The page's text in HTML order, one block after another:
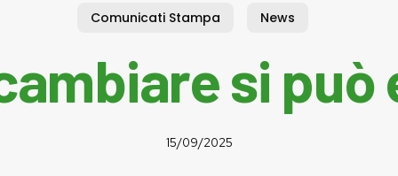
Agenda istituzionale
Eventi
Comunicati Stampa News
si può
15/09/2025